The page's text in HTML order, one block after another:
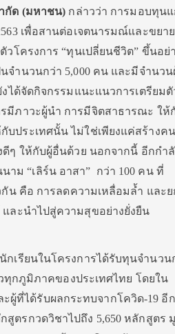
กัด (มหาชน) กล่าวว่า การมอบทุนแ
เพื่อสานต่อเจตนารมณ์และขยาย
วโครงการ “ทุนเปลี่ยนชีวิต” ขึ้นอย่
จำนวนกว่า 5,000 คน และมีจำนวน
ด้จัดกิจกรรมแนะแนวการเตรียมตั
มีภาวะผู้นำ การมีจิตสาธารณะ ให้
บประเทศนั้น ไม่ใช่เพียงแค่สร้างค
ๆ ให้กับผู้อื่นด้วย นอกจากนี้ อีกกำ
ม “เลิร์น อาสา” กว่า 100 คน ที่
กัน คือ การลดความเหลื่อมล้ำ และย
และนำไปสู่ความสุขอย่างยั่งยืน
กเรียนในโครงการได้รับทุนจำนวน
ทุกภูมิภาคของประเทศไทย โดยใน
ที่ได้รับผลกระทบจากโควิด-19 อี
ตรกวดวิชาไปถึง 5,650 หลักสูตร